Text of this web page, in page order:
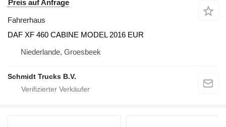
Preis auf Anfrage
Fahrerhaus
DAF XF 460 CABINE MODEL 2016 EUR
Niederlande, Groesbeek
Schmidt Trucks B.V.